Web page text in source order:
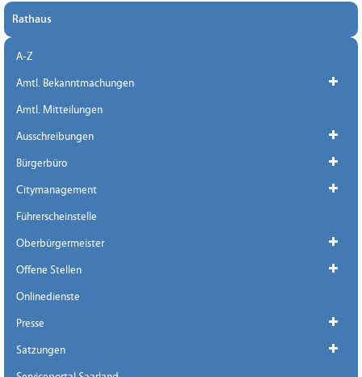
Rathaus
A-Z
Amtl. Bekanntmachungen
Amtl. Mitteilungen
Ausschreibungen
Bürgerbüro
Citymanagement
Führerscheinstelle
Oberbürgermeister
Offene Stellen
Onlinedienste
Presse
Satzungen